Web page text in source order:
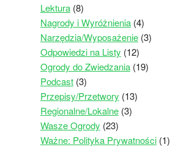
Lektura(8)
Nagrody i Wyróżnienia(4)
Narzędzia/Wyposażenie(3)
Odpowiedzi na Listy (12)
Ogrody do Zwiedzania(19)
Podcast(3)
Przepisy/Przetwory (13)
Regionalne/Lokalne(3)
Wasze Ogrody (23)
Ważne: Polityka Prywatności(1)